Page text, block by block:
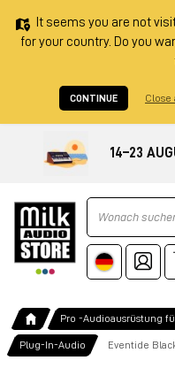
It seems you are not
for your country. Do you
CONTINUE
14–23
Ricerca
Pro -Audioausrüstung
Plug-In-Audio Eventide